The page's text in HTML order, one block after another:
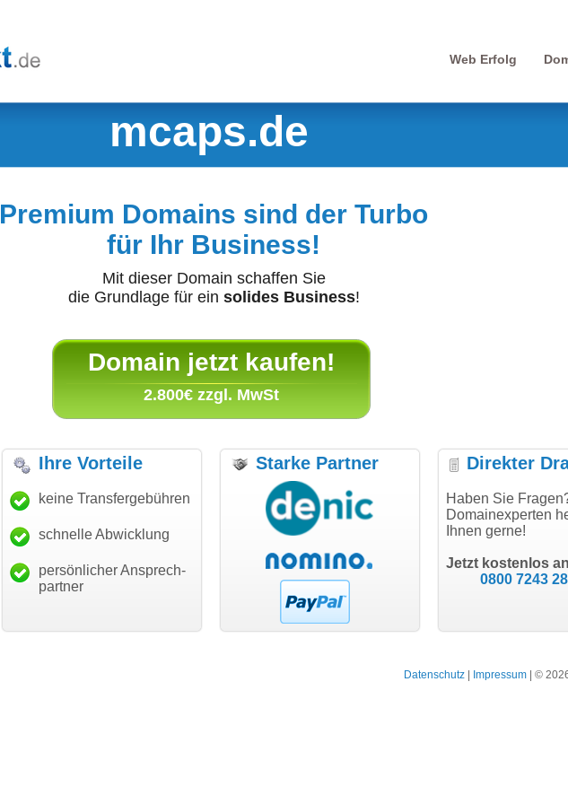
Web Erfolg
mcaps.de
Premium Domains sind der Turbo
für Ihr Business!
Mit dieser Domain schaffen Sie
die Grundlage für ein solides Business!
Domain jetzt kaufen!
2.800€ zzgl. MwSt
"Danke für den schnellen
Transfer und guten Service!"
Thomas Schäfer
i can eckert communication GmbH
"Ich bin dankbar, meine
Wunschdomain gefunden zu
haben. Die Domain passt für
hundertprozentig."
Janina Köck
Leben im Einklang
leben-im-einklang.de
"Super Abwicklung, vielen
modern software
Landau an der
Ihre Vorteile
keine Transfergebühren
schnelle Abwicklung
persönlicher Ansprech-
partner
Starke Partner Direkter
Haben Sie
Domainexperten
Ihnen gerne!
Jetzt kostenlos
0800 7243
Datenschutz Impressum | ©